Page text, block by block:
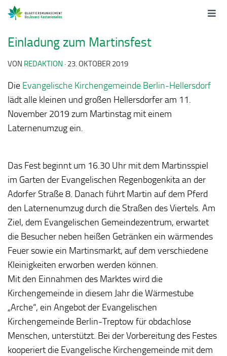
Einladung zum Martinsfest
VON REDAKTION · 23. OKTOBER 2019
Die Evangelische Kirchengemeinde Berlin-Hellersdorf
lädt alle kleinen und großen Hellersdorfer am 11.
November 2019 zum Martinstag mit einem
Laternenumzug ein.
Das Fest beginnt um 16.30 Uhr mit dem Martinsspiel
im Garten der Evangelischen Regenbogenkita an der
Adorfer Straße 8. Danach führt Martin auf dem Pferd
den Laternenumzug durch die Straßen des Viertels. Am
Ziel, dem Evangelischen Gemeindezentrum, erwartet
die Besucher neben heißen Getränken ein wärmendes
Feuer sowie ein Martinsmarkt, auf dem verschiedene
Kleinigkeiten erworben werden können.
Mit den Einnahmen des Marktes wird die
Kirchengemeinde in diesem Jahr die Wärmestube
„Arche“, ein Angebot der Evangelischen
Kirchengemeinde Berlin-Treptow für obdachlose
Menschen, unterstützt. Bei der Vorbereitung des Festes
kooperiert die Evangelische Kirchengemeinde mit dem